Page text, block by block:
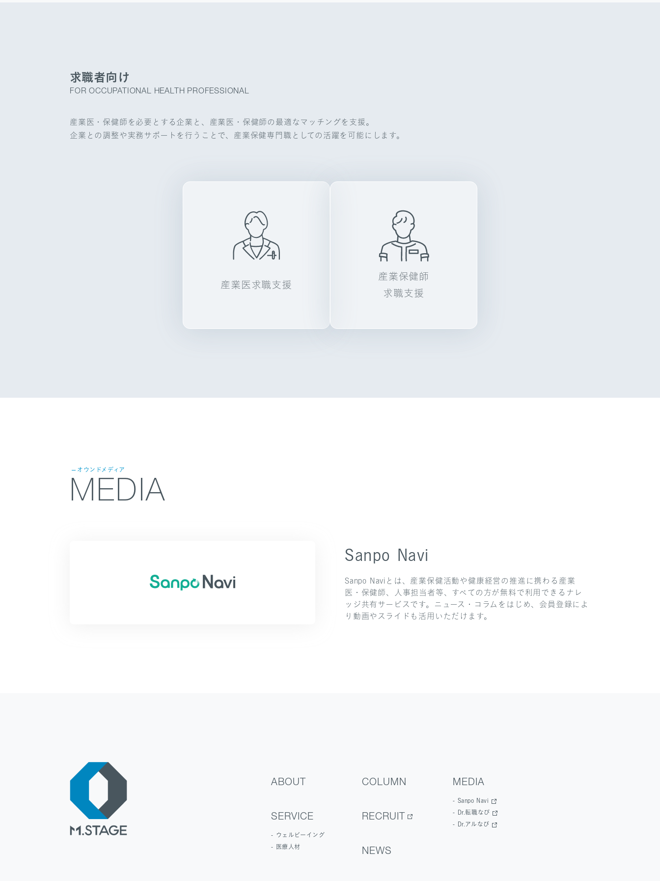
求職者向け
FOR OCCUPATIONAL HEALTH PROFESSIONAL
産業医・保健師を必要とする企業と、産業医・保健師の最適なマッチングを支援。
企業との調整や実務サポートを行うことで、産業保健専門職としての活躍を可能にします。
産業医 求職支援
産業保健師
求職支援
オウンドメディア
MEDIA
Sanpo Navi
Sanpo Naviとは、産業保健活動や健康経営の推進に携わる産業
医・保健師、人事担当者等、すべての方が無料で利用できるナレ
ッジ共有サービスです。ニュース・コラムをはじめ、会員登録によ
り動画やスライドも活用いただけます。
ABOUT
SERVICE
ウェルビーイング
医療人材
COLUMN
RECRUIT
NEWS
MEDIA
Sanpo Navi
Dr.転職なび
Dr.アルなび